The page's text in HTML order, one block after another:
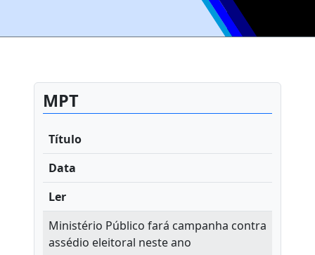
MPT
Título
Data
Ler
Ministério Público fará campanha contra
assédio eleitoral neste ano